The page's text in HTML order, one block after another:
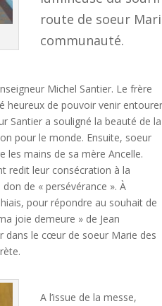
route de soeur
communauté.
Michel Santier. Le frère
heureux de pouvoir venir entourer
Santier a souligné la beauté de la
pour le monde. Ensuite, soeur
les mains de sa mère Ancelle.
redit leur consécration à la
de « persévérance ». À
pour répondre au souhait de
joie demeure » de Jean
dans le cœur de soeur Marie des
A l’issue de la messe,